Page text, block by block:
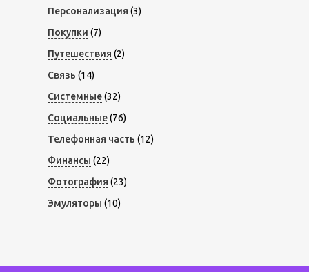
Персонализация (3)
Покупки (7)
Путешествия (2)
Связь (14)
Системные(32)
Социальные(76)
Телефонная часть (12)
Финансы (22)
Фотография (23)
Эмуляторы (10)